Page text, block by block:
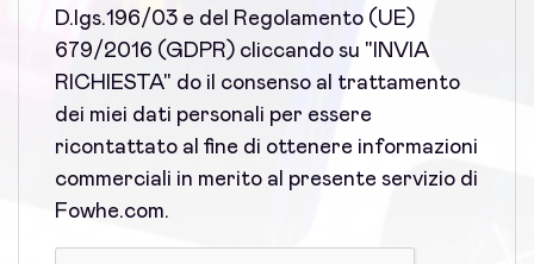
D.lgs.196/03 e del Regolamento (UE)
679/2016 (GDPR) cliccando su "INVIA
RICHIESTA" do il consenso al trattamento
dei miei dati personali per essere
ricontattato al fine di ottenere informazioni
commerciali in merito al presente servizio di
Fowhe.com.